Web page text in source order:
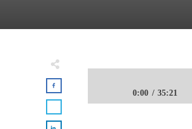
0:00 35:21
Ohne Werbung mit